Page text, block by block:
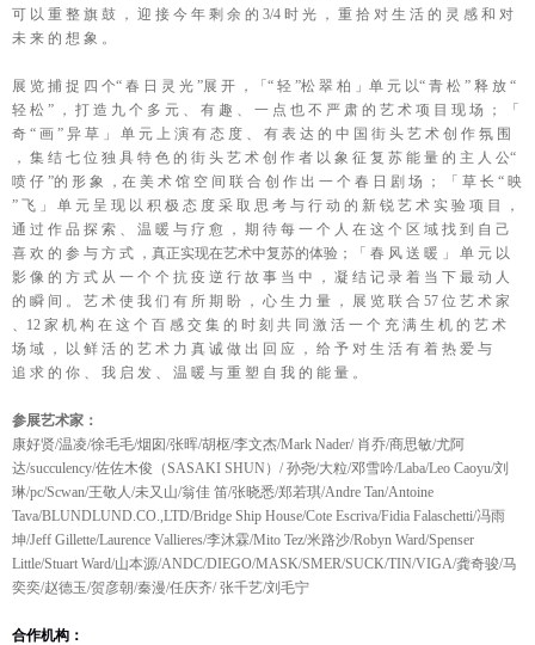
可 以 重 整 旗 鼓 ， 迎 接 今 年 剩 余 的 3/4 时 光 ， 重 拾 对 生 活 的 灵 感 和 对
未 来 的 想 象 。
展 览 捕 捉 四 个“ 春 日 灵 光 ”展 开 ，「“ 轻 ”松 翠 柏 」单 元 以“ 青 松 ” 释 放 “
轻 松 ” ， 打 造 九 个 多 元 、 有 趣 、 一 点 也 不 严 肃 的 艺 术 项 目 现 场 ； 「
奇 “ 画 ” 异 草 」 单 元 上 演 有 态 度 、 有 表 达 的 中 国 街 头 艺 术 创 作 氛 围
， 集 结 七 位 独 具 特 色 的 街 头 艺 术 创 作 者 以 象 征 复 苏 能 量 的 主 人 公“
喷 仔 ”的 形 象 ，在 美 术 馆 空 间 联 合 创 作 出 一 个 春 日 剧 场 ； 「 草 长 “ 映
” 飞 」 单 元 呈 现 以 积 极 态 度 采 取 思 考 与 行 动 的 新 锐 艺 术 实 验 项 目 ，
通 过 作 品 探 索 、 温 暖 与 疗 愈 ， 期 待 每 一 个 人 在 这 个 区 域 找 到 自 己
喜 欢 的 参 与 方 式 ，真正实现在艺术中复苏的体验；「 春 风 送 暖 」 单 元 以
影 像 的 方 式 从 一 个 个 抗 疫 逆 行 故 事 当 中 ， 凝 结 记 录 着 当 下 最 动 人
的 瞬 间 。 艺 术 使 我 们 有 所 期 盼 ， 心 生 力 量 ， 展 览 联 合 57 位 艺 术 家
、12 家 机 构 在 这 个 百 感 交 集 的 时 刻 共 同 激 活 一 个 充 满 生 机 的 艺 术
场 域 ， 以 鲜 活 的 艺 术 力 真 诚 做 出 回 应 ， 给 予 对 生 活 有 着 热 爱 与
追 求 的 你 、 我 启 发 、 温 暖 与 重 塑 自 我 的 能 量 。
参展艺术家：
康好贤/温凌/徐毛毛/烟囱/张晖/胡枢/李文杰/Mark Nader/ 肖乔/商思敏/尤阿
达/succulency/佐佐木俊（SASAKI SHUN）/ 孙尧/大粒/邓雪吟/Laba/Leo Caoyu/刘
琳/pc/Scwan/王敬人/未又山/翁佳 笛/张晓悉/郑若琪/Andre Tan/Antoine
Tava/BLUNDLUND.CO.,LTD/Bridge Ship House/Cote Escriva/Fidia Falaschetti/冯雨
坤/Jeff Gillette/Laurence Vallieres/李沐霖/Mito Tez/米路沙/Robyn Ward/Spenser
Little/Stuart Ward/山本源/ANDC/DIEGO/MASK/SMER/SUCK/TIN/VIGA/龚奇骏/马
奕奕/赵德玉/贺彦朝/秦漫/任庆齐/ 张千艺/刘毛宁
合作机构：